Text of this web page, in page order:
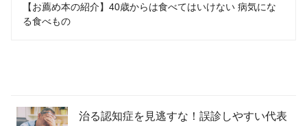
【お薦め本の紹介】40歳からは食べてはいけない 病気にな
る食べもの
治る認知症を見逃すな！誤診しやすい代表